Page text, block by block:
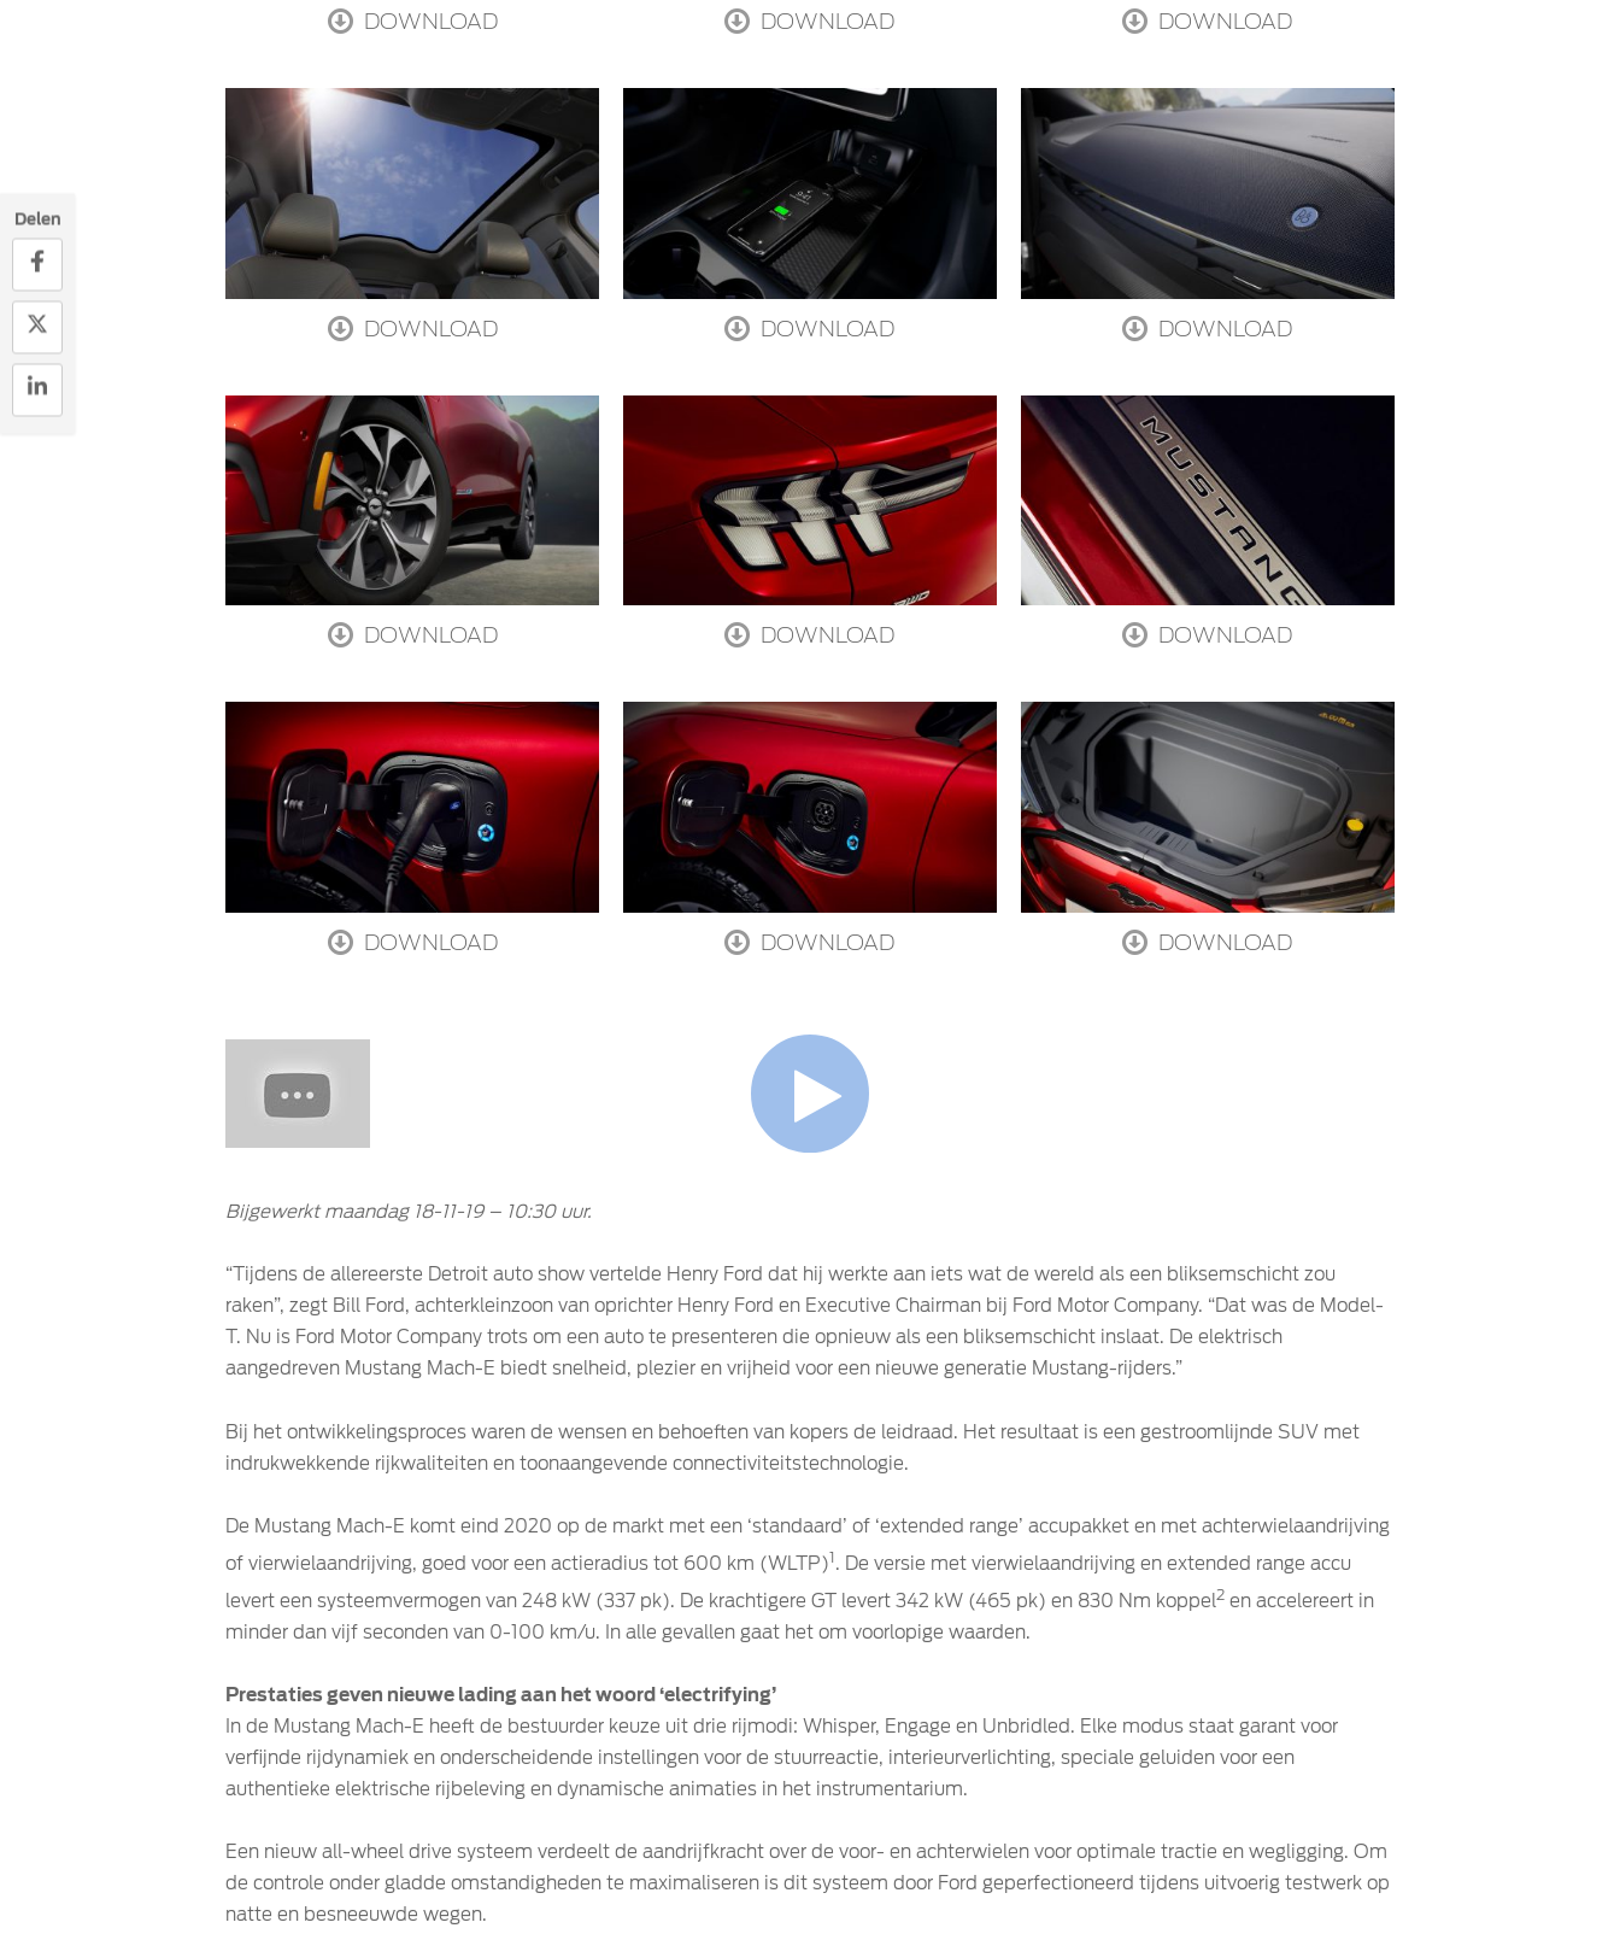
DOWNLOAD DOWNLOAD DOWNLOAD
DOWNLOAD DOWNLOAD DOWNLOAD
DOWNLOAD DOWNLOAD DOWNLOAD
DOWNLOAD DOWNLOAD DOWNLOAD
Bijgewerkt maandag 18-11-19 – 10:30 uur.
“Tijdens de allereerste Detroit auto show vertelde Henry Ford dat hij werkte aan iets wat de wereld als een bliksemschicht zou
raken”, zegt Bill Ford, achterkleinzoon van oprichter Henry Ford en Executive Chairman bij Ford Motor Company. “Dat was de Model-
T. Nu is Ford Motor Company trots om een auto te presenteren die opnieuw als een bliksemschicht inslaat. De elektrisch
aangedreven Mustang Mach-E biedt snelheid, plezier en vrijheid voor een nieuwe generatie Mustang-rijders.”
Bij het ontwikkelingsproces waren de wensen en behoeften van kopers de leidraad. Het resultaat is een gestroomlijnde SUV met
indrukwekkende rijkwaliteiten en toonaangevende connectiviteitstechnologie.
De Mustang Mach-E komt eind 2020 op de markt met een ‘standaard’ of ‘extended range’ accupakket en met achterwielaandrijving
of vierwielaandrijving, goed voor een actieradius tot 600 km (WLTP)1. De versie met vierwielaandrijving en extended range accu
levert een systeemvermogen van 248 kW (337 pk). De krachtigere GT levert 342 kW (465 pk) en 830 Nm koppel2 en accelereert in
minder dan vijf seconden van 0-100 km/u. In alle gevallen gaat het om voorlopige waarden.
Prestaties geven nieuwe lading aan het woord ‘electrifying’
In de Mustang Mach-E heeft de bestuurder keuze uit drie rijmodi: Whisper, Engage en Unbridled. Elke modus staat garant voor
verfijnde rijdynamiek en onderscheidende instellingen voor de stuurreactie, interieurverlichting, speciale geluiden voor een
authentieke elektrische rijbeleving en dynamische animaties in het instrumentarium.
Een nieuw all-wheel drive systeem verdeelt de aandrijfkracht over de voor- en achterwielen voor optimale tractie en wegligging. Om
de controle onder gladde omstandigheden te maximaliseren is dit systeem door Ford geperfectioneerd tijdens uitvoerig testwerk op
natte en besneeuwde wegen.
Delen